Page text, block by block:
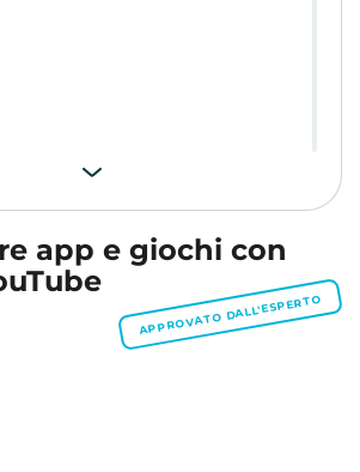
app e giochi con
APPROVATO DALL'ESPERTO